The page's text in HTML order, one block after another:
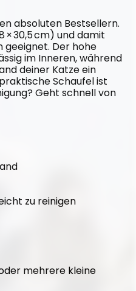
absoluten Bestsellern.
× 30,5 cm) und damit
geeignet. Der hohe
im Inneren, während
deiner Katze ein
Schaufel ist
Geht schnell von
zu reinigen
mehrere kleine